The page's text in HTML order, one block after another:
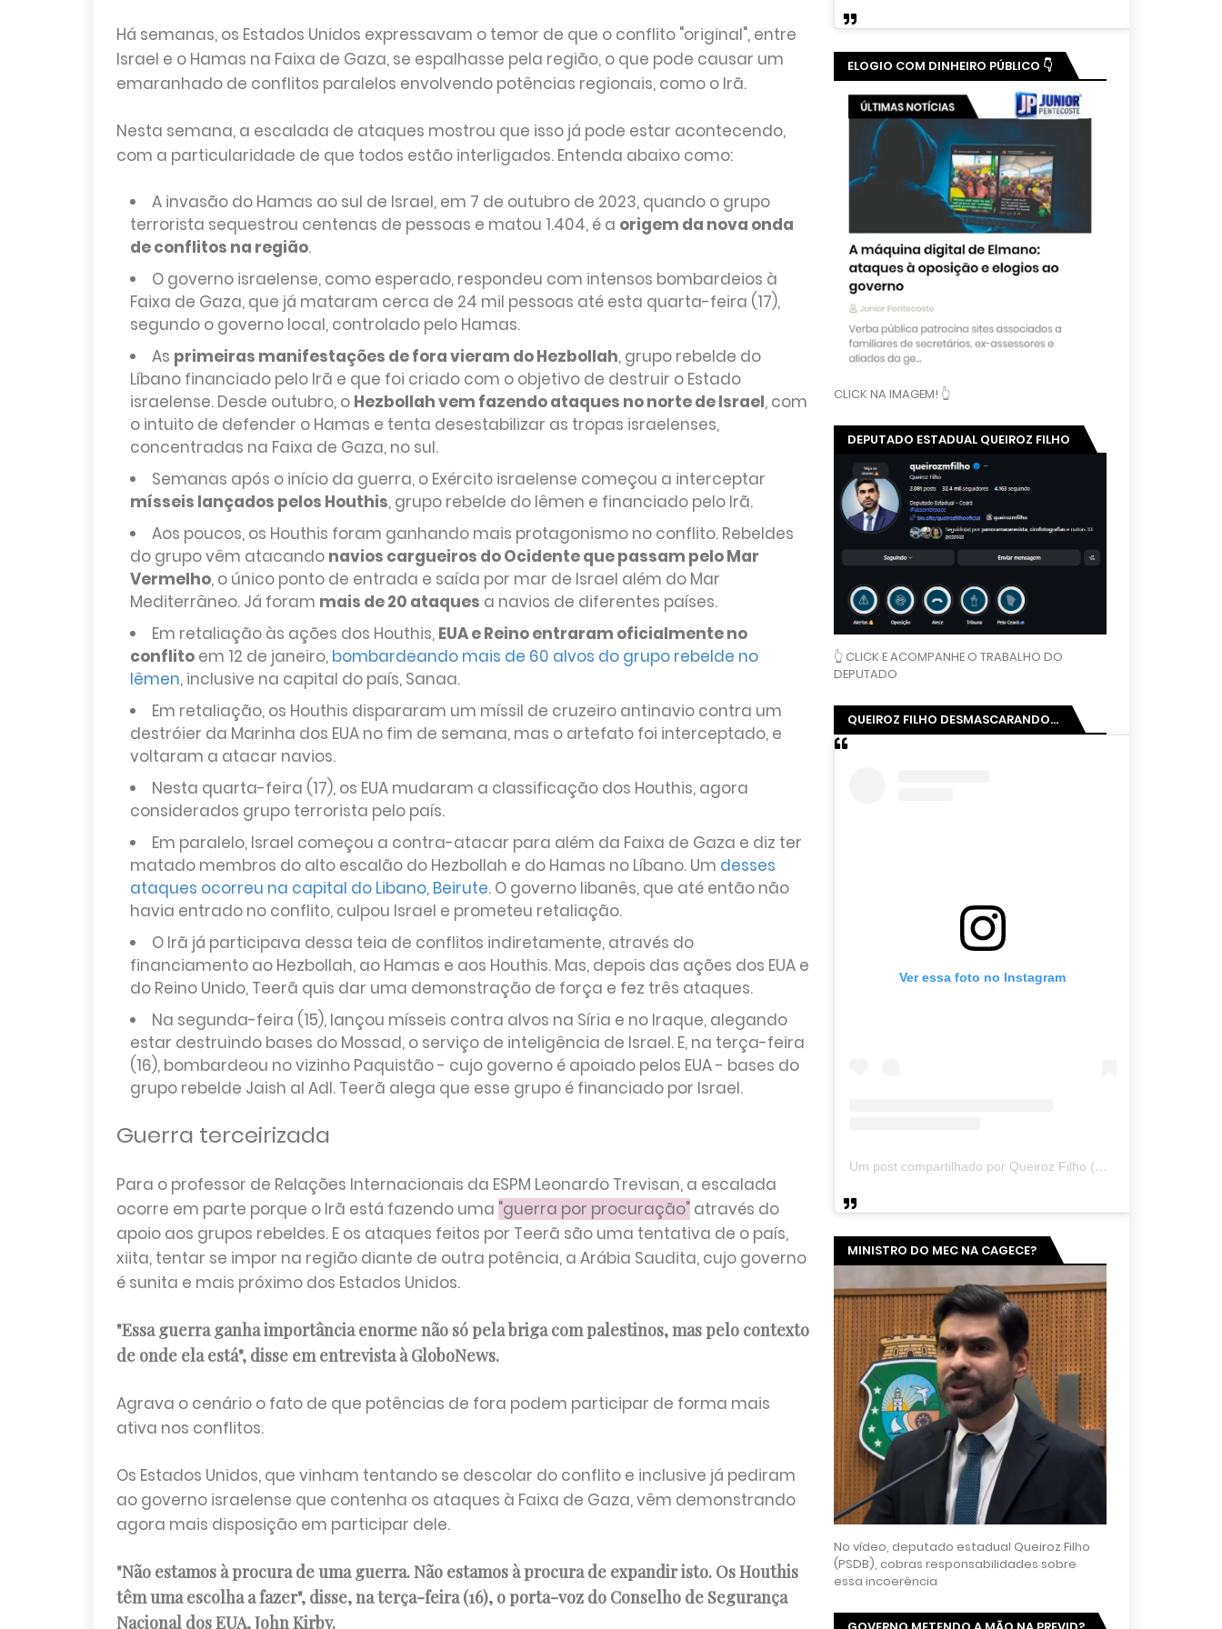
Há semanas, os Estados Unidos expressavam o temor de que o conflito "original", entre
Israel e o Hamas na Faixa de Gaza, se espalhasse pela região, o que pode causar um
emaranhado de conflitos paralelos envolvendo potências regionais, como o Irã.
Nesta semana, a escalada de ataques mostrou que isso já pode estar acontecendo,
com a particularidade de que todos estão interligados. Entenda abaixo como:
A invasão do Hamas ao sul de Israel, em 7 de outubro de 2023, quando o grupo
terrorista sequestrou centenas de pessoas e matou 1.404, é a origem da nova onda
de conflitos na região.
O governo israelense, como esperado, respondeu com intensos bombardeios à
Faixa de Gaza, que já mataram cerca de 24 mil pessoas até esta quarta-feira (17),
segundo o governo local, controlado pelo Hamas.
As primeiras manifestações de fora vieram do Hezbollah, grupo rebelde do
Líbano financiado pelo Irã e que foi criado com o objetivo de destruir o Estado
israelense. Desde outubro, o Hezbollah vem fazendo ataques no norte de Israel, com
o intuito de defender o Hamas e tenta desestabilizar as tropas israelenses,
concentradas na Faixa de Gaza, no sul.
Semanas após o início da guerra, o Exército israelense começou a interceptar
mísseis lançados pelos Houthis, grupo rebelde do Iêmen e financiado pelo Irã.
Aos poucos, os Houthis foram ganhando mais protagonismo no conflito. Rebeldes
do grupo vêm atacando navios cargueiros do Ocidente que passam pelo Mar
Vermelho, o único ponto de entrada e saída por mar de Israel além do Mar
Mediterrâneo. Já foram mais de 20 ataques a navios de diferentes países.
Em retaliação às ações dos Houthis, EUA e Reino entraram oficialmente no
conflitoem 12 de janeiro, bombardeando mais de 60 alvos do grupo rebelde no
Iêmen, inclusive na capital do país, Sanaa.
Em retaliação, os Houthis dispararam um míssil de cruzeiro antinavio contra um
destróier da Marinha dos EUA no fim de semana, mas o artefato foi interceptado, e
voltaram a atacar navios.
Nesta quarta-feira (17), os EUA mudaram a classificação dos Houthis, agora
considerados grupo terrorista pelo país.
Em paralelo, Israel começou a contra-atacar para além da Faixa de Gaza e diz ter
matado membros do alto escalão do Hezbollah e do Hamas no Líbano. Um desses
ataques ocorreu na capital do Libano, Beirute. O governo libanês, que até então não
havia entrado no conflito, culpou Israel e prometeu retaliação.
O Irã já participava dessa teia de conflitos indiretamente, através do
financiamento ao Hezbollah, ao Hamas e aos Houthis. Mas, depois das ações dos EUA e
do Reino Unido, Teerã quis dar uma demonstração de força e fez três ataques.
Na segunda-feira (15), lançou mísseis contra alvos na Síria e no Iraque, alegando
estar destruindo bases do Mossad, o serviço de inteligência de Israel. E, na terça-feira
(16), bombardeou no vizinho Paquistão - cujo governo é apoiado pelos EUA - bases do
grupo rebelde Jaish al Adl. Teerã alega que esse grupo é financiado por Israel.
Guerra terceirizada
Para o professor de Relações Internacionais da ESPM Leonardo Trevisan, a escalada
ocorre em parte porque o Irã está fazendo uma "guerra por procuração"através do
apoio aos grupos rebeldes. E os ataques feitos por Teerã são uma tentativa de o país,
xiita, tentar se impor na região diante de outra potência, a Arábia Saudita, cujo governo
é sunita e mais próximo dos Estados Unidos.
"Essa guerra ganha importância enorme não só pela briga com palestinos, mas pelo contexto
de onde ela está", disse em entrevista à GloboNews.
Agrava o cenário o fato de que potências de fora podem participar de forma mais
ativa nos conflitos.
Os Estados Unidos, que vinham tentando se descolar do conflito e inclusive já pediram
ao governo israelense que contenha os ataques à Faixa de Gaza, vêm demonstrando
agora mais disposição em participar dele.
"Não estamos à procura de uma guerra. Não estamos à procura de expandir isto. Os Houthis
têm uma escolha a fazer", disse, na terça-feira (16), o porta-voz do Conselho de Segurança
Nacional dos EUA, John Kirby.
ELOGIO COM DINHEIRO PÚBLICO 👇
CLICK NA IMAGEM! 👆
DEPUTADO ESTADUAL QUEIROZ FILHO
👆 CLICK E ACOMPANHE O TRABALHO DO
DEPUTADO
QUEIROZ FILHO DESMASCARANDO...
Ver essa foto no Instagram
Um post compartilhado por Queiroz Filho (@queirozmfilho)
MINISTRO DO MEC NA CAGECE?
No vídeo, deputado estadual Queiroz Filho
(PSDB), cobras responsabilidades sobre
essa incoerência